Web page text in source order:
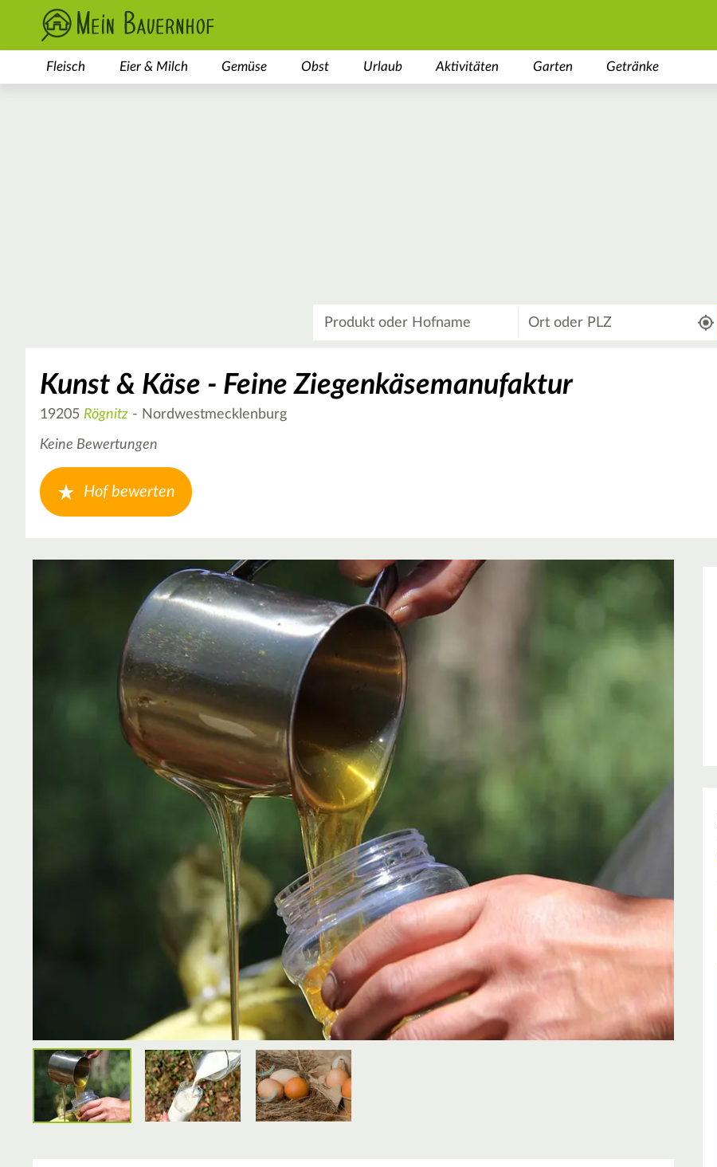
Fleisch Eier & Milch Gemüse Obst Urlaub Aktivitäten Garten Getränke
Kunst & Käse - Feine Ziegenkäsemanufaktur
19205 Rögnitz - Nordwestmecklenburg
Keine Bewertungen
Hof bewerten